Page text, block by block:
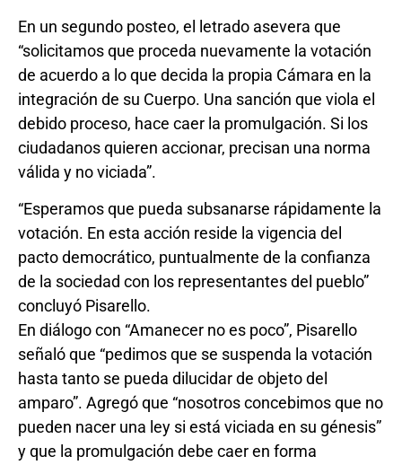
En un segundo posteo, el letrado asevera que
“solicitamos que proceda nuevamente la votación
de acuerdo a lo que decida la propia Cámara en la
integración de su Cuerpo. Una sanción que viola el
debido proceso, hace caer la promulgación. Si los
ciudadanos quieren accionar, precisan una norma
válida y no viciada”.
“Esperamos que pueda subsanarse rápidamente la
votación. En esta acción reside la vigencia del
pacto democrático, puntualmente de la confianza
de la sociedad con los representantes del pueblo”
concluyó Pisarello.
En diálogo con “Amanecer no es poco”, Pisarello
señaló que “pedimos que se suspenda la votación
hasta tanto se pueda dilucidar de objeto del
amparo”. Agregó que “nosotros concebimos que no
pueden nacer una ley si está viciada en su génesis”
y que la promulgación debe caer en forma